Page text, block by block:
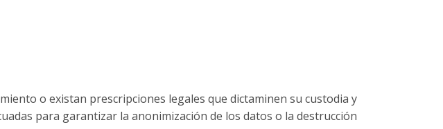
o existan prescripciones legales que dictaminen su custodia y
para garantizar la anonimización de los datos o la destrucción